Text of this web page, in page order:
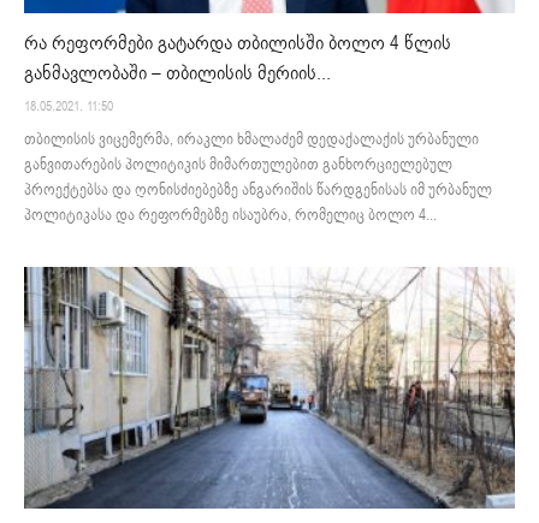
რა რეფორმები გატარდა თბილისში ბოლო 4 წლის
განმავლობაში – თბილისის მერიის...
18.05.2021. 11:50
თბილისის ვიცემერმა, ირაკლი ხმალაძემ დედაქალაქის ურბანული
განვითარების პოლიტიკის მიმართულებით განხორციელებულ
პროექტებსა და ღონისძიებებზე ანგარიშის წარდგენისას იმ ურბანულ
პოლიტიკასა და რეფორმებზე ისაუბრა, რომელიც ბოლო 4...